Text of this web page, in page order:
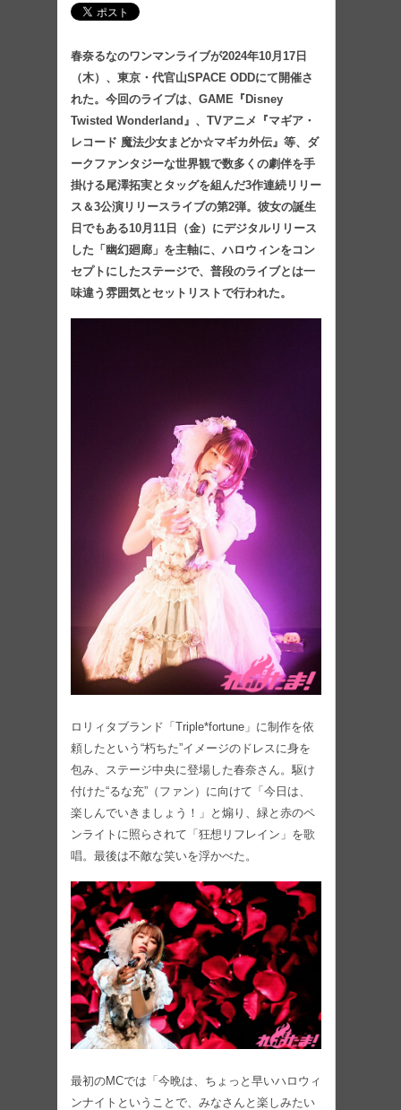
春奈るなのワンマンライブが2024年10月17日
（木）、東京・代官山SPACE ODDにて開催さ
れた。今回のライブは、GAME『Disney
Twisted Wonderland』、TVアニメ『マギア・
レコード 魔法少女まどか☆マギカ外伝』等、ダ
ークファンタジーな世界観で数多くの劇伴を手
掛ける尾澤拓実とタッグを組んだ3作連続リリー
ス＆3公演リリースライブの第2弾。彼女の誕生
日でもある10月11日（金）にデジタルリリース
した「幽幻廻廊」を主軸に、ハロウィンをコン
セプトにしたステージで、普段のライブとは一
味違う雰囲気とセットリストで行われた。
ロリィタブランド「Triple*fortune」に制作を依
頼したという“朽ちた”イメージのドレスに身を
包み、ステージ中央に登場した春奈さん。駆け
付けた“るな充”（ファン）に向けて「今日は、
楽しんでいきましょう！」と煽り、緑と赤のペ
ンライトに照らされて「狂想リフレイン」を歌
唱。最後は不敵な笑いを浮かべた。
最初のMCでは「今晩は、ちょっと早いハロウィ
ンナイトということで、みなさんと楽しみたい